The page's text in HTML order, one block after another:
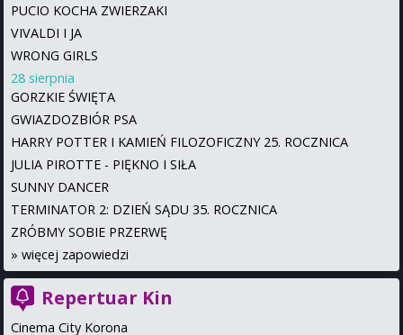
PUCIO KOCHA ZWIERZAKI
VIVALDI I JA
WRONG GIRLS
28 sierpnia
GORZKIE ŚWIĘTA
GWIAZDOZBIÓR PSA
HARRY POTTER I KAMIEŃ FILOZOFICZNY 25. ROCZNICA
JULIA PIROTTE - PIĘKNO I SIŁA
SUNNY DANCER
TERMINATOR 2: DZIEŃ SĄDU 35. ROCZNICA
ZRÓBMY SOBIE PRZERWĘ
» więcej zapowiedzi
Repertuar Kin
Cinema City Korona